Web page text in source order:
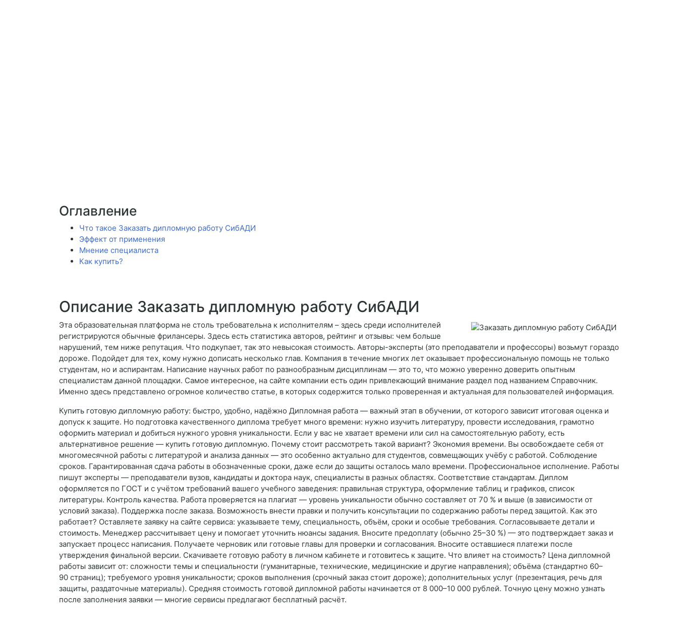
Оглавление
Что такое Заказать дипломную работу СибАДИ
Эффект от применения
Мнение специалиста
Как купить?
Описание Заказать дипломную работу СибАДИ
Эта образовательная платформа не столь требовательна к исполнителям – здесь среди исполнителей
регистрируются обычные фрилансеры. Здесь есть статистика авторов, рейтинг и отзывы: чем больше
нарушений, тем ниже репутация. Что подкупает, так это невысокая стоимость. Авторы-эксперты (это преподаватели и профессоры) возьмут гораздо
дороже. Подойдет для тех, кому нужно дописать несколько глав. Компания в течение многих лет оказывает профессиональную помощь не только
студентам, но и аспирантам. Написание научных работ по разнообразным дисциплинам — это то, что можно уверенно доверить опытным
специалистам данной площадки. Самое интересное, на сайте компании есть один привлекающий внимание раздел под названием Справочник.
Именно здесь представлено огромное количество статье, в которых содержится только проверенная и актуальная для пользователей информация.
Купить готовую дипломную работу: быстро, удобно, надёжно Дипломная работа — важный этап в обучении, от которого зависит итоговая оценка и
допуск к защите. Но подготовка качественного диплома требует много времени: нужно изучить литературу, провести исследования, грамотно
оформить материал и добиться нужного уровня уникальности. Если у вас не хватает времени или сил на самостоятельную работу, есть
альтернативное решение — купить готовую дипломную. Почему стоит рассмотреть такой вариант? Экономия времени. Вы освобождаете себя от
многомесячной работы с литературой и анализа данных — это особенно актуально для студентов, совмещающих учёбу с работой. Соблюдение
сроков. Гарантированная сдача работы в обозначенные сроки, даже если до защиты осталось мало времени. Профессиональное исполнение. Работы
пишут эксперты — преподаватели вузов, кандидаты и доктора наук, специалисты в разных областях. Соответствие стандартам. Диплом
оформляется по ГОСТ и с учётом требований вашего учебного заведения: правильная структура, оформление таблиц и графиков, список
литературы. Контроль качества. Работа проверяется на плагиат — уровень уникальности обычно составляет от 70 % и выше (в зависимости от
условий заказа). Поддержка после заказа. Возможность внести правки и получить консультации по содержанию работы перед защитой. Как это
работает? Оставляете заявку на сайте сервиса: указываете тему, специальность, объём, сроки и особые требования. Согласовываете детали и
стоимость. Менеджер рассчитывает цену и помогает уточнить нюансы задания. Вносите предоплату (обычно 25–30 %) — это подтверждает заказ и
запускает процесс написания. Получаете черновик или готовые главы для проверки и согласования. Вносите оставшиеся платежи после
утверждения финальной версии. Скачиваете готовую работу в личном кабинете и готовитесь к защите. Что влияет на стоимость? Цена дипломной
работы зависит от: сложности темы и специальности (гуманитарные, технические, медицинские и другие направления); объёма (стандартно 60–
90 страниц); требуемого уровня уникальности; сроков выполнения (срочный заказ стоит дороже); дополнительных услуг (презентация, речь для
защиты, раздаточные материалы). Средняя стоимость готовой дипломной работы начинается от 8 000–10 000 рублей. Точную цену можно узнать
после заполнения заявки — многие сервисы предлагают бесплатный расчёт.